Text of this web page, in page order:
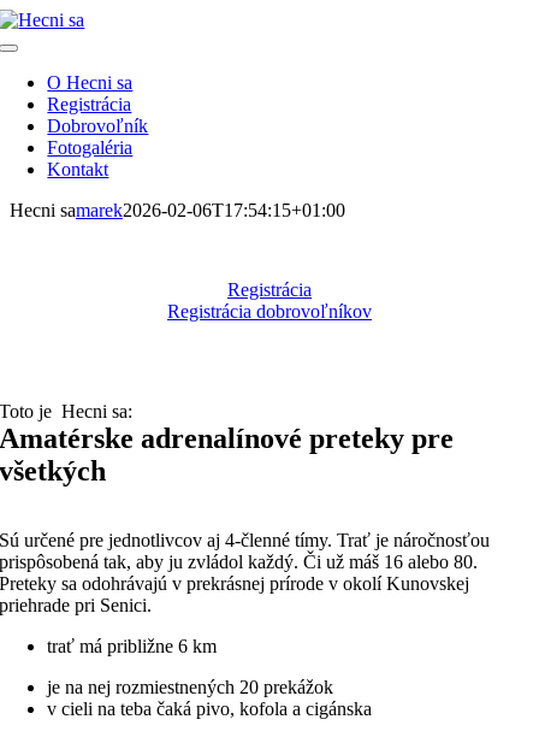
Skip
to
Toggle
NavigationO Hecni sa
Registrácia
Dobrovoľník
Fotogaléria
Kontakt
Hecni samarek2026-02-06T17:54:15+01:00
Registrácia
Registrácia dobrovoľníkov
Toto je Hecni sa:
Amatérske adrenalínové preteky pre
všetkých
Sú určené pre jednotlivcov aj 4-členné tímy. Trať je náročnosťou
prispôsobená tak, aby ju zvládol každý. Či už máš 16 alebo 80.
Preteky sa odohrávajú v prekrásnej prírode v okolí Kunovskej
priehrade pri Senici.
trať má približne 6 km
je na nej rozmiestnených 20 prekážok
v cieli na teba čaká pivo, kofola a cigánska